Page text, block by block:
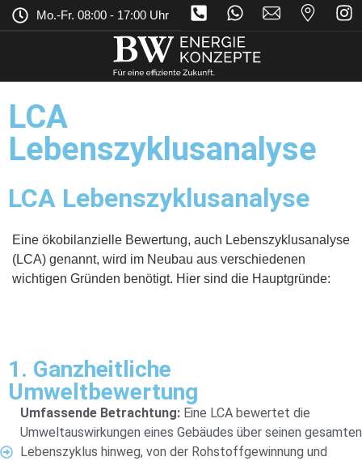
Mo.-Fr. 08:00 - 17:00 Uhr
LCA
Lebenszyklusanalyse
LCA Lebenszyklusanalyse
Eine ökobilanzielle Bewertung, auch Lebenszyklusanalyse
(LCA) genannt, wird im Neubau aus verschiedenen
wichtigen Gründen benötigt. Hier sind die Hauptgründe:
1. Ganzheitliche
Umweltbewertung
Umfassende Betrachtung: Eine LCA bewertet die
Umweltauswirkungen eines Gebäudes über seinen gesamten
Lebenszyklus hinweg, von der Rohstoffgewinnung und